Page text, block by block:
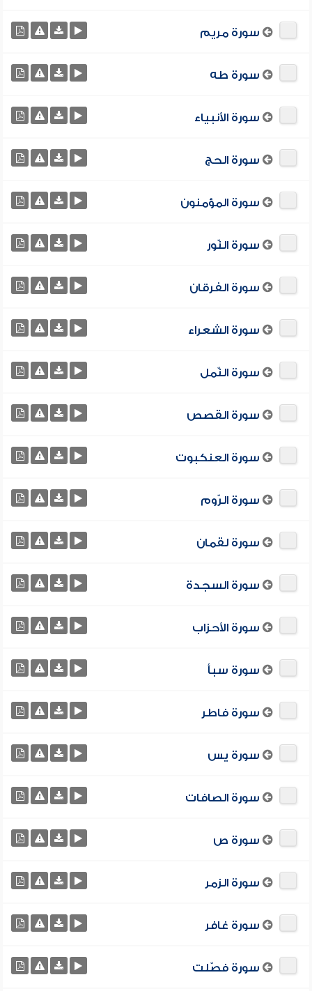
سورة مريم
سورة طه
سورة الأنبياء
سورة الحج
سورة المؤمنون
سورة النّور
سورة الفرقان
سورة الشعراء
سورة النّمل
سورة القصص
سورة العنكبوت
سورة الرّوم
سورة لقمان
سورة السجدة
سورة الأحزاب
سورة سبأ
سورة فاطر
سورة يس
سورة الصافات
سورة ص
سورة الزمر
سورة غافر
سورة فصّلت